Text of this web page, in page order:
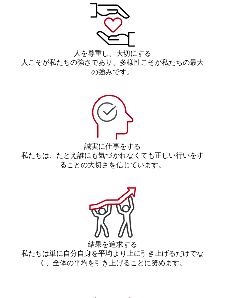
人を尊重し、大切にする
人こそが私たちの強さであり、多様性こそが私たちの最大
の強みです。
誠実に仕事をする
私たちは、たとえ誰にも気づかれなくても正しい行いをす
ることの大切さを信じています。
結果を追求する
私たちは単に自分自身を平均より上に引き上げるだけでな
く、全体の平均を引き上げることに努めます。